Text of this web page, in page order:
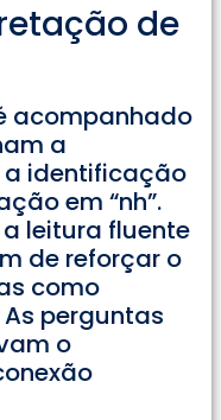
de
acompanhado
a
a identificação
em “nh”.
leitura fluente
de reforçar o
como
As perguntas
o